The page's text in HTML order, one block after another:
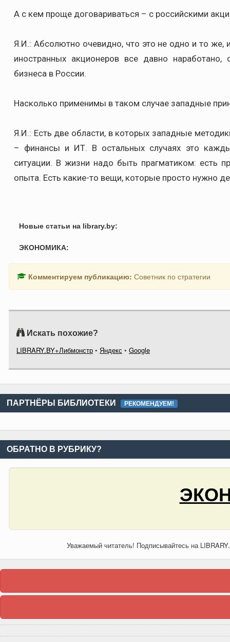
А с кем проще договариваться – с российскими
Я.И.: Абсолютно очевидно, что это не одно и то же,
иностранных акционеров все давно
бизнеса в России.
Насколько применимы в таком случае западные
Я.И.: Есть две области, в которых западные
– финансы и ИТ. В остальных случаях это
ситуации. В жизни надо быть прагматиком: есть
опыта. Есть какие-то вещи, которые просто нужно
Новые статьи на library.by:
ЭКОНОМИКА:
Комментируем публикацию: Советник по стратегии
Искать похожие?
LIBRARY.BY+Либмонстр • Яндекс • Google
ПАРТНЁРЫ БИБЛИОТЕКИ РЕКОМЕНДУЕМ!
ОБРАТНО В РУБРИКУ?
Уважаемый читатель! Подписывайтесь на